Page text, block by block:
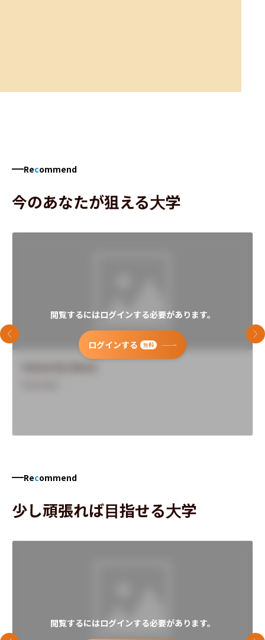
Recommend
今のあなたが狙える大学
閲覧するにはログインする必要があります。
ログインする 無料
前のスライド 次
Recommend
少し頑張れば目指せる大学
閲覧するにはログインする必要があります。